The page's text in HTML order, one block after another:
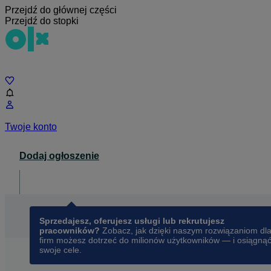
Przejdź do głównej części
Przejdź do stopki
Twoje konto
Dodaj ogłoszenie
Sprzedajesz, oferujesz usługi lub rekrutujesz
pracowników? Zobacz, jak dzięki naszym rozwiązaniom dla
firm możesz dotrzeć do milionów użytkowników — i osiągnąć
swoje cele.